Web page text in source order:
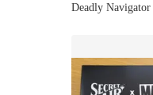
Deadly Navigator